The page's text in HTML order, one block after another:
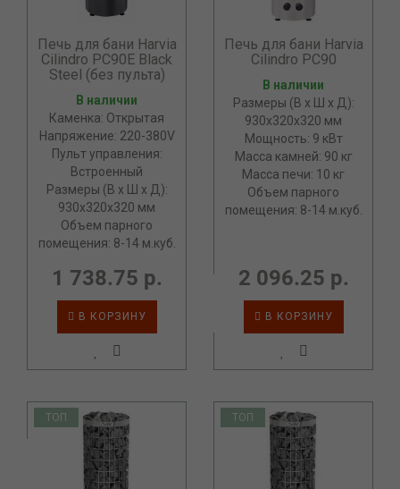
Печь для бани Harvia
Cilindro PC90E Black
Steel (без пульта)
В наличии
Каменка: Открытая
Напряжение: 220-380V
Пульт управления:
Встроенный
Размеры (В х Ш х Д):
930х320х320 мм
Объем парного
помещения: 8-14 м.куб.
1 738.75 р.
В КОРЗИНУ
Печь для бани Harvia
Cilindro PC90
В наличии
Размеры (В х Ш х Д):
930х320х320 мм
Мощность: 9 кВт
Масса камней: 90 кг
Масса печи: 10 кг
Объем парного
помещения: 8-14 м.куб.
2 096.25 р.
В КОРЗИНУ
ТОП ТОП